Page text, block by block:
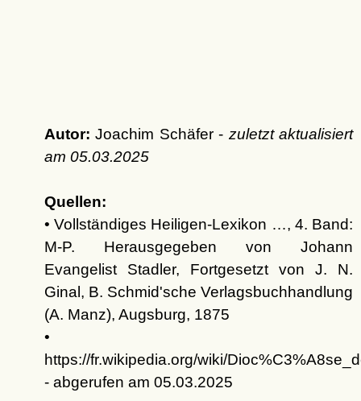
Autor: Joachim Schäfer - zuletzt aktualisiert
am 05.03.2025
Quellen:
• Vollständiges Heiligen-Lexikon …, 4. Band:
M-P. Herausgegeben von Johann
Evangelist Stadler, Fortgesetzt von J. N.
Ginal, B. Schmid'sche Verlagsbuchhandlung
(A. Manz), Augsburg, 1875
•
https://fr.wikipedia.org/wiki/
- abgerufen am 05.03.2025